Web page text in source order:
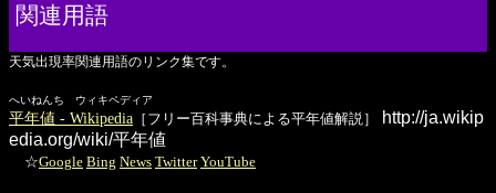
関連用語
天気出現率関連用語のリンク集です。
へいねんち ウィキペディア
平年値 - Wikipedia ［フリー百科事典による平年値解説］
http://ja.wikip
edia.org/wiki/平年値
☆Google Bing News Twitter YouTube